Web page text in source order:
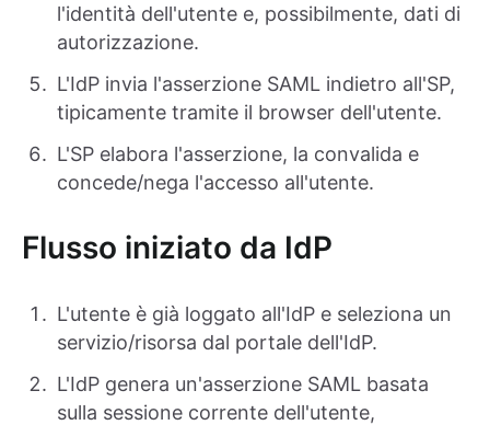
l'identità dell'utente e, possibilmente, dati di
autorizzazione.
L'IdP invia l'asserzione SAML indietro all'SP,
tipicamente tramite il browser dell'utente.
L'SP elabora l'asserzione, la convalida e
concede/nega l'accesso all'utente.
Flusso iniziato da IdP
L'utente è già loggato all'IdP e seleziona un
servizio/risorsa dal portale dell'IdP.
L'IdP genera un'asserzione SAML basata
sulla sessione corrente dell'utente,